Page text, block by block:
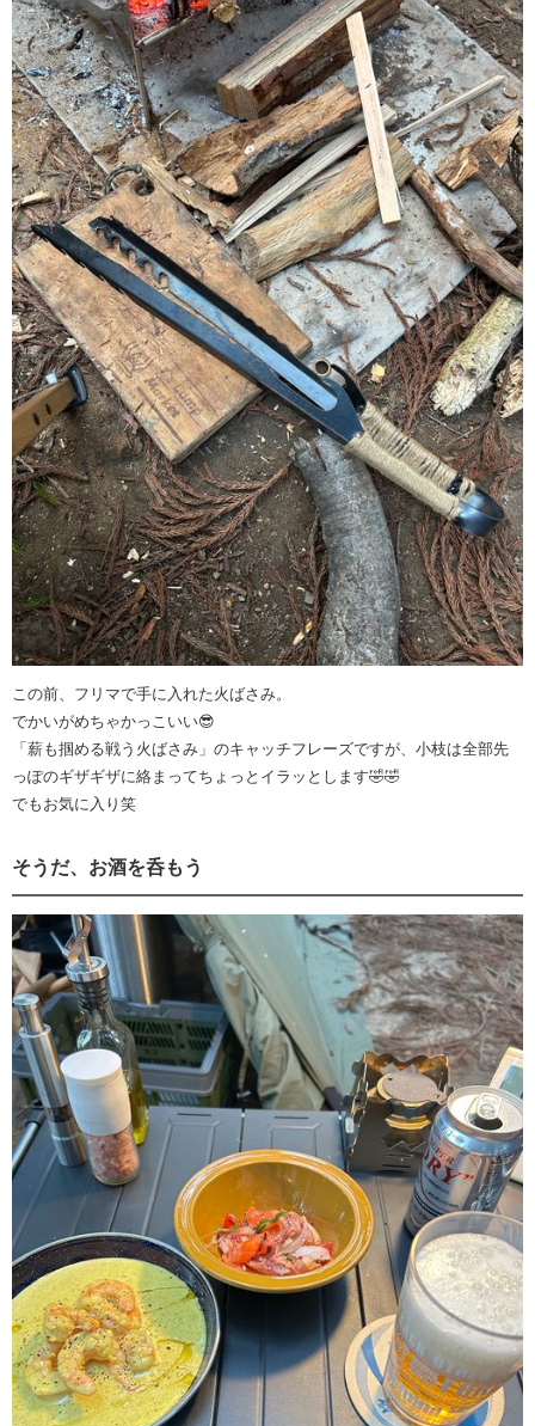
この前、フリマで手に入れた火ばさみ。
でかいがめちゃかっこいい😎
「薪も掴める戦う火ばさみ」のキャッチフレーズですが、小枝は全部先
っぽのギザギザに絡まってちょっとイラッとします🤣🤣
でもお気に入り笑
そうだ、お酒を呑もう